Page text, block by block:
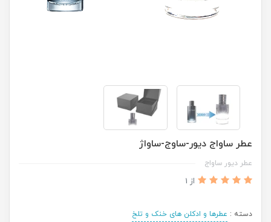
عطر ساواج دیور-ساوج-ساواژ
عطر دیور ساواج
از 1
دسته : عطرها و ادکلن های خنک و تلخ